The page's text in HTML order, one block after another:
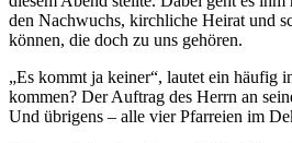
den Nachwuchs, kirchliche Heirat und
können, die doch zu uns gehören.
„Es kommt ja keiner“, lautet ein häufig
kommen? Der Auftrag des Herrn an
Und übrigens – alle vier Pfarreien im